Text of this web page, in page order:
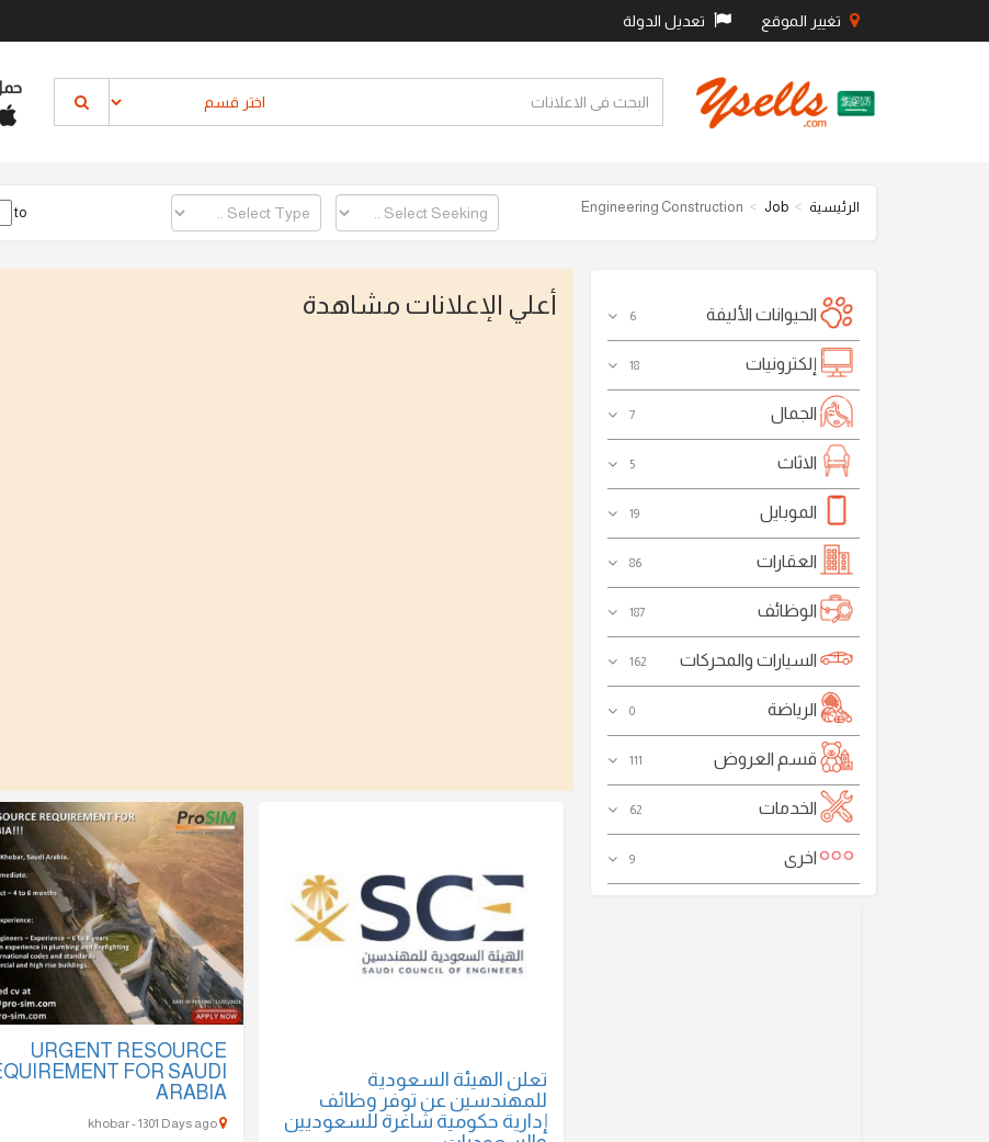
تغيير الموقع تعديل الدولة
الرئيسية Job
Engineering Construction
to
الحيوانات الأليفة 6
إلكترونيات 18
الجمال 7
الاثاث 5
الموبايل 19
العقارات 86
الوظائف 187
السيارات والمحركات 162
الرياضة 0
قسم العروض 111
الخدمات 62
اخرى 9
أعلي الإعلانات مشاهدة
URGENT RESOURCE
FOR SAUDI
ARABIA
khobar - 1301 Days ago
تعلن الهيئة السعودية
للمهندسين عن توفر وظائف
إدارية حكومية شاغرة للسعوديين